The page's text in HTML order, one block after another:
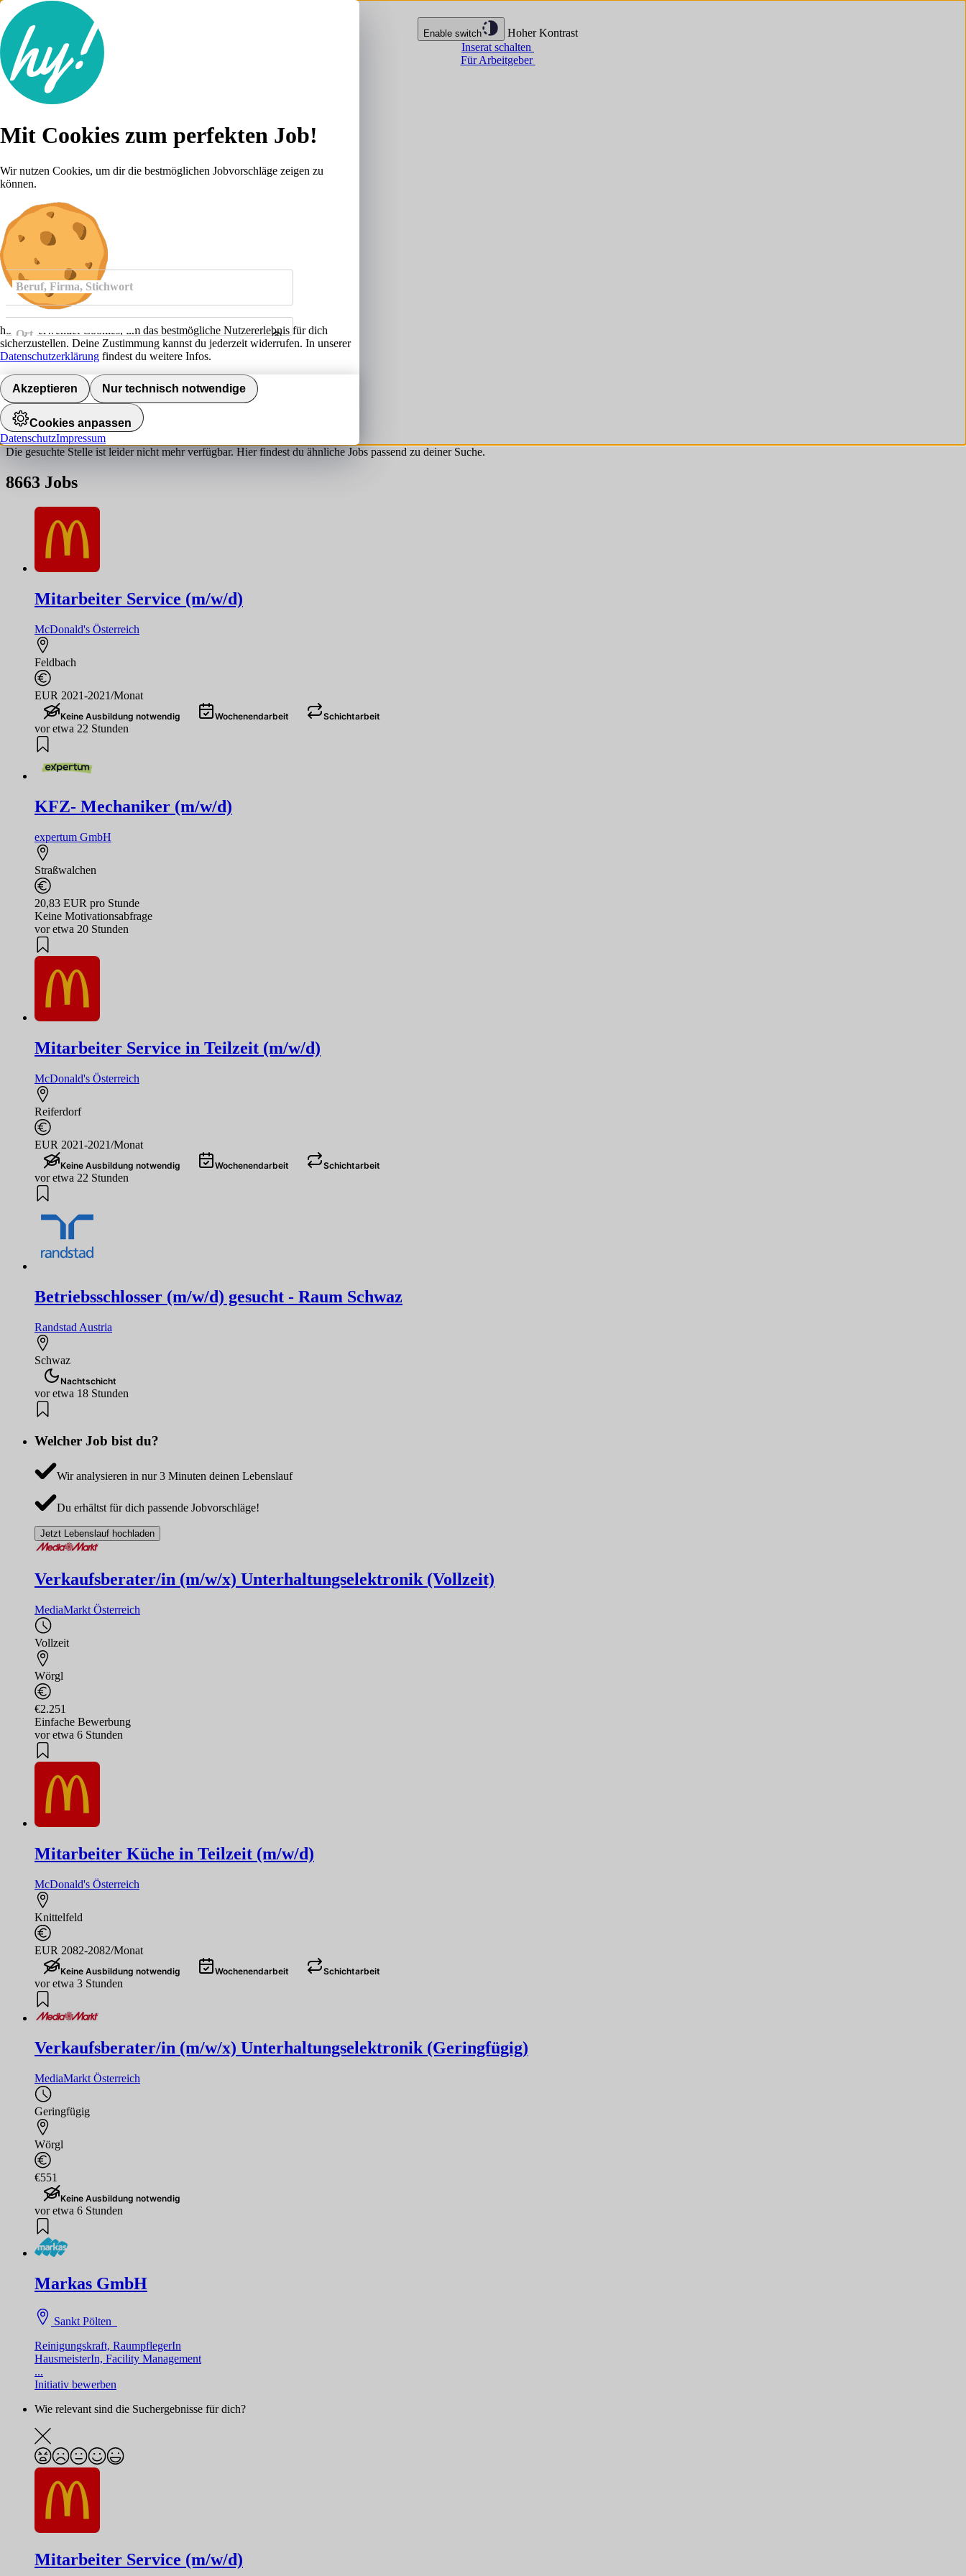
Enable switch
Hoher Kontrast
Inserat schalten
Für Arbeitgeber
Lebenslauf
Karriere-Tipps
Anmelden
Beruf, Firma, Stichwort
Ort
Umkreis
Jobs finden
Job nicht gefunden!
Die gesuchte Stelle ist leider nicht mehr verfügbar. Hier findest du ähnliche Jobs passend zu deiner Suche.
8663 Jobs
Mitarbeiter Service (m/w/d)
McDonald's Österreich
Feldbach
EUR 2021-2021/Monat
Keine Ausbildung notwendig Wochenendarbeit Schichtarbeit
vor etwa 22 Stunden
KFZ- Mechaniker (m/w/d)
expertum GmbH
Straßwalchen
20,83 EUR pro Stunde
Keine Motivationsabfrage
vor etwa 20 Stunden
Mitarbeiter Service in Teilzeit (m/w/d)
McDonald's Österreich
Reiferdorf
EUR 2021-2021/Monat
Keine Ausbildung notwendig Wochenendarbeit Schichtarbeit
vor etwa 22 Stunden
Betriebsschlosser (m/w/d) gesucht - Raum Schwaz
Randstad Austria
Schwaz
Nachtschicht
vor etwa 18 Stunden
Welcher Job bist du?
Wir analysieren in nur 3 Minuten deinen Lebenslauf
Du erhältst für dich passende Jobvorschläge!
Jetzt Lebenslauf hochladen
Verkaufsberater/in (m/w/x) Unterhaltungselektronik (Vollzeit)
MediaMarkt Österreich
Vollzeit
Wörgl
€2.251
Einfache Bewerbung
vor etwa 6 Stunden
Mitarbeiter Küche in Teilzeit (m/w/d)
McDonald's Österreich
Knittelfeld
EUR 2082-2082/Monat
Keine Ausbildung notwendig Wochenendarbeit Schichtarbeit
vor etwa 3 Stunden
Verkaufsberater/in (m/w/x) Unterhaltungselektronik (Geringfügig)
MediaMarkt Österreich
Geringfügig
Wörgl
€551
Keine Ausbildung notwendig
vor etwa 6 Stunden
Markas GmbH
Sankt Pölten
Reinigungskraft, RaumpflegerIn
HausmeisterIn, Facility Management
...
Initiativ bewerben
Wie relevant sind die Suchergebnisse für dich?
Mitarbeiter Service (m/w/d)
Mit Cookies zum perfekten Job!
Wir nutzen Cookies, um dir die bestmöglichen Jobvorschläge zeigen zu
können.
hokify verwendet Cookies, um das bestmögliche Nutzererlebnis für dich
sicherzustellen. Deine Zustimmung kannst du jederzeit widerrufen. In unserer
Datenschutzerklärung findest du weitere Infos.
Akzeptieren Nur technisch notwendige
Cookies anpassen
DatenschutzImpressum